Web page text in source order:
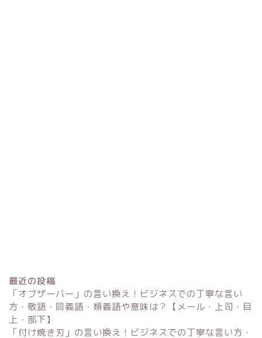
最近の投稿
「オブザーバー」の言い換え！ビジネスでの丁寧な言い
方・敬語・同義語・類義語や意味は？【メール・上司・目
上・部下】
「付け焼き刃」の言い換え！ビジネスでの丁寧な言い方・